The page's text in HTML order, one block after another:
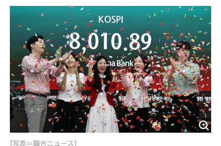
b
o
o
t
e
o
u
t
i
n
[写真＝聯合ニュース]